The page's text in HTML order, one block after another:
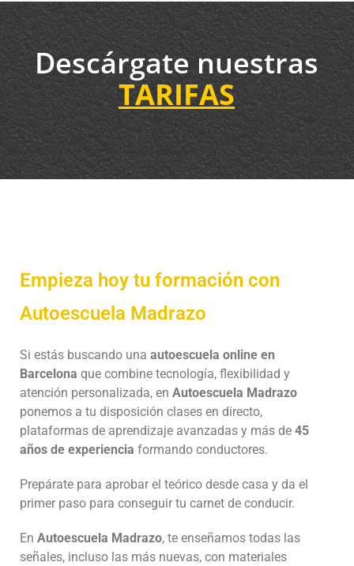
Descárgate nuestras
TARIFAS
Empieza hoy tu formación con
Autoescuela Madrazo
Si estás buscando una autoescuela online en
Barcelona que combine tecnología, flexibilidad y
atención personalizada, en Autoescuela Madrazo
ponemos a tu disposición clases en directo,
plataformas de aprendizaje avanzadas y más de 45
años de experiencia formando conductores.
Prepárate para aprobar el teórico desde casa y da el
primer paso para conseguir tu carnet de conducir.
En Autoescuela Madrazo, te enseñamos todas las
señales, incluso las más nuevas, con materiales